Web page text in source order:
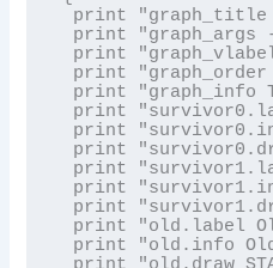
print "graph_title
print
print
print
print "graph_info
print
print
print
print
print
print
print "old.label
print "old.info